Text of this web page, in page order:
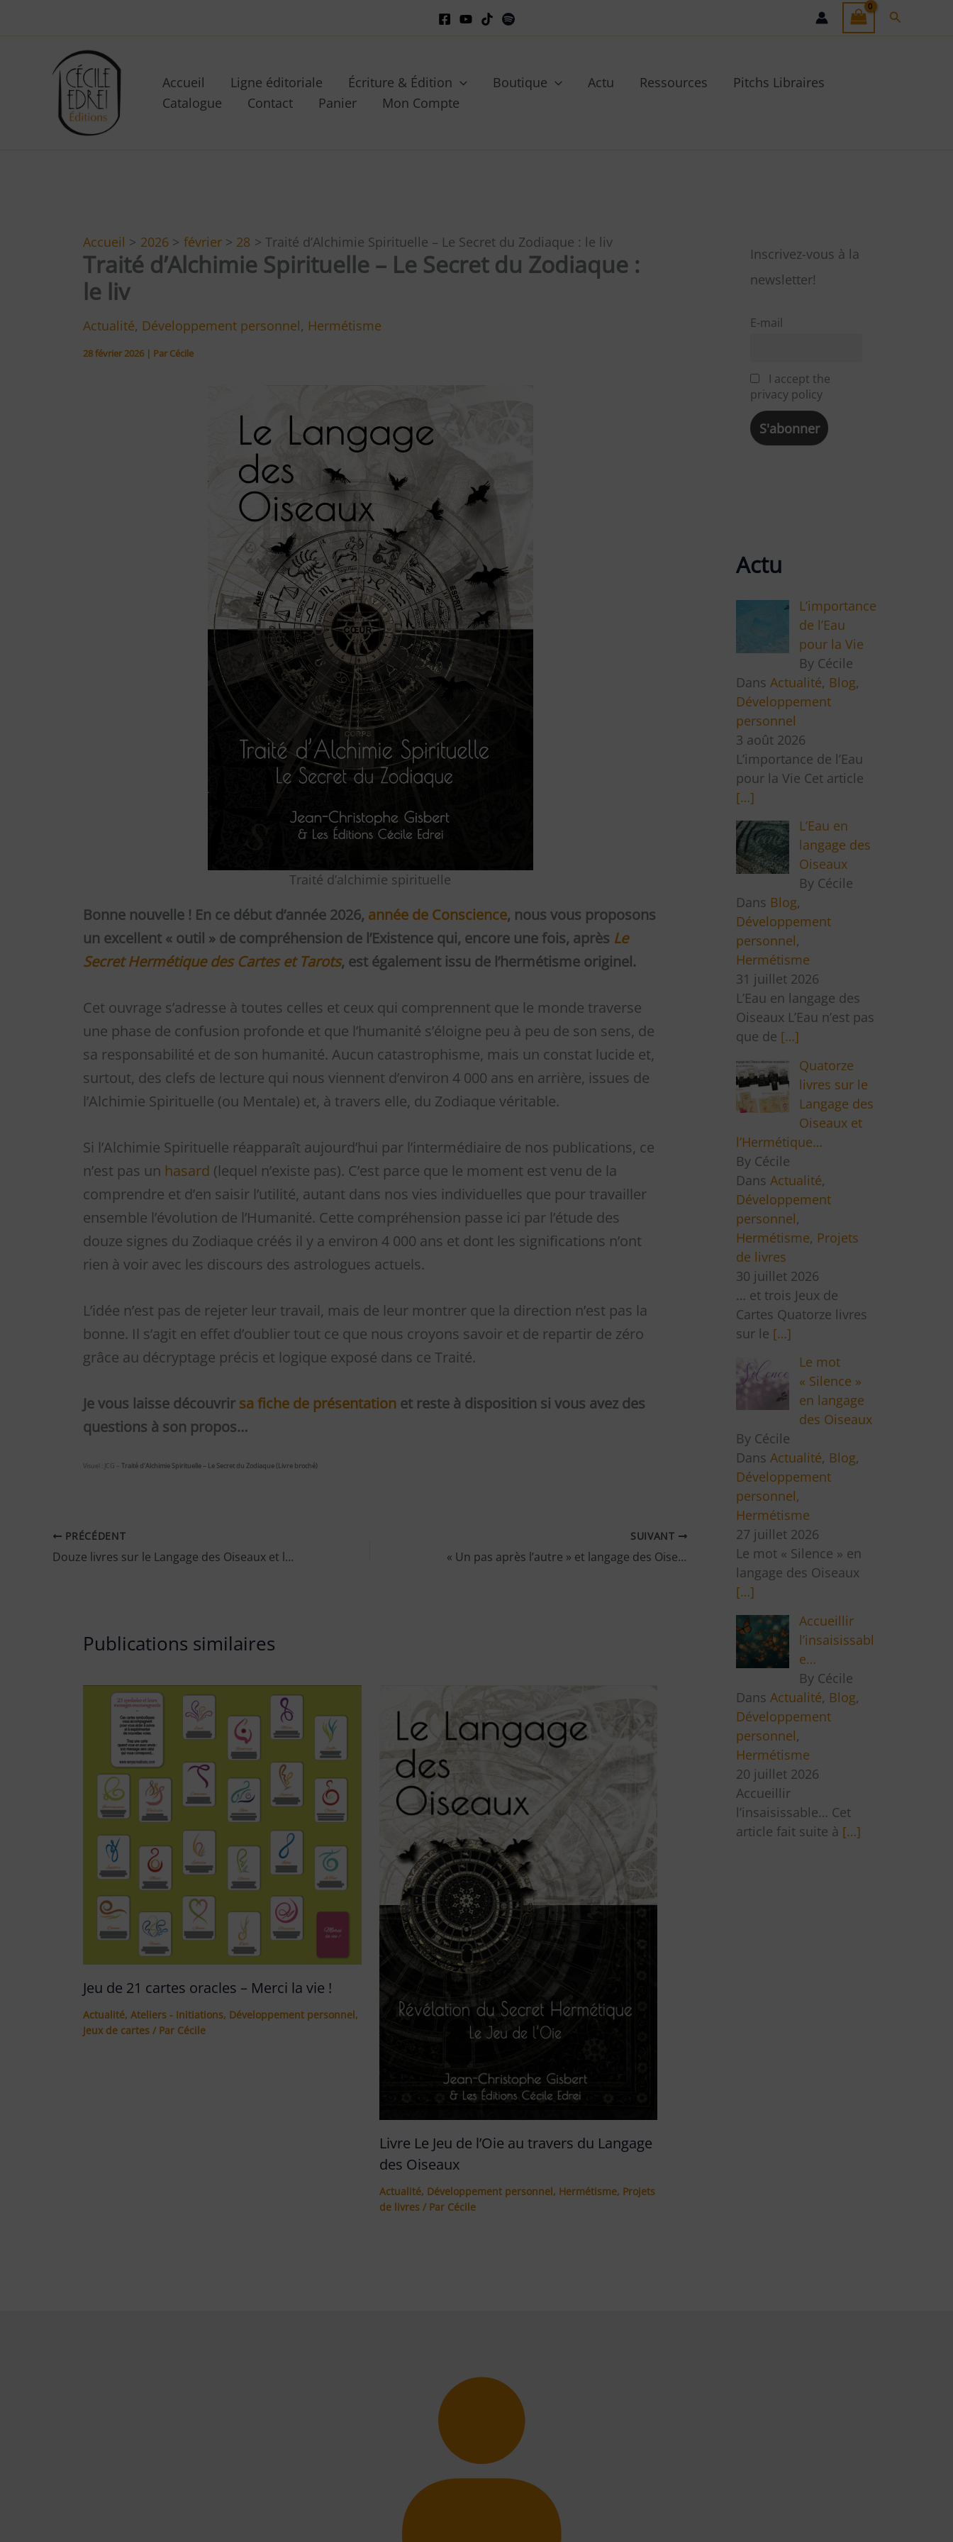
Accueil Ligne éditoriale Écriture & Édition Boutique Actu Ressources
Pitchs Libraires
Catalogue
Contact Panier Mon Compte
Accueil 2026 février 28 Traité d’Alchimie Spirituelle – Le Secret du Zodiaque : le liv
Traité d’Alchimie Spirituelle – Le Secret du Zodiaque :
le liv
Actualité, Développement personnel, Hermétisme
28 février 2026 | ParCécile
Traité d’alchimie spirituelle
Bonne nouvelle ! En ce début d’année 2026, année de Conscience, nous vous proposons
un excellent « outil » de compréhension de l’Existence qui, encore une fois, après Le
Secret Hermétique des Cartes et Tarots, est également issu de l’hermétisme originel.
Cet ouvrage s’adresse à toutes celles et ceux qui comprennent que le monde traverse
une phase de confusion profonde et que l’humanité s’éloigne peu à peu de son sens, de
sa responsabilité et de son humanité. Aucun catastrophisme, mais un constat lucide et,
surtout, des clefs de lecture qui nous viennent d’environ 4 000 ans en arrière, issues de
l’Alchimie Spirituelle (ou Mentale) et, à travers elle, du Zodiaque véritable.
Si l’Alchimie Spirituelle réapparaît aujourd’hui par l’intermédiaire de nos publications, ce
n’est pas un hasard (lequel n’existe pas). C’est parce que le moment est venu de la
comprendre et d’en saisir l’utilité, autant dans nos vies individuelles que pour travailler
ensemble l’évolution de l’Humanité. Cette compréhension passe ici par l’étude des
douze signes du Zodiaque créés il y a environ 4 000 ans et dont les significations n’ont
rien à voir avec les discours des astrologues actuels.
L’idée n’est pas de rejeter leur travail, mais de leur montrer que la direction n’est pas la
bonne. Il s’agit en effet d’oublier tout ce que nous croyons savoir et de repartir de zéro
grâce au décryptage précis et logique exposé dans ce Traité.
Je vous laisse découvrir sa fiche de présentation et reste à disposition si vous avez des
questions à son propos…
Visuel : JCG – Traité d’Alchimie Spirituelle – Le Secret du Zodiaque (Livre broché)
PRÉCÉDENT
Douze livres sur le Langage des Oiseaux et l’Hermétique…
SUIVANT
« Un pas après l’autre » et langage des Oiseaux
Publications similaires
Jeu de 21 cartes oracles – Merci la vie !
Actualité, Ateliers - Initiations, Développement personnel,
Jeux de cartes / Par Cécile
Livre Le Jeu de l’Oie au travers du Langage
des Oiseaux
Actualité, Développement personnel, Hermétisme, Projets
de livres/ Par Cécile
Inscrivez-vous à la
newsletter!
E-mail
I accept the
privacy policy
Actu
L’importance
de l’Eau
pour la Vie
By Cécile
Dans Actualité, Blog,
Développement
personnel
3 août 2026
L’importance de l’Eau
pour la Vie Cet article
[…]
L’Eau en
langage des
Oiseaux
By Cécile
Dans Blog,
Développement
personnel,
Hermétisme
31 juillet 2026
L’Eau en langage des
Oiseaux L’Eau n’est pas
que de […]
Quatorze
livres sur le
Langage des
Oiseaux et
l’Hermétique…
By Cécile
Dans Actualité,
Développement
personnel,
Hermétisme, Projets
de livres
30 juillet 2026
… et trois Jeux de
Cartes Quatorze livres
sur le […]
Le mot
« Silence »
en langage
des Oiseaux
By Cécile
Dans Actualité, Blog,
Développement
personnel,
Hermétisme
27 juillet 2026
Le mot « Silence » en
langage des Oiseaux
[…]
Accueillir
l’insaisissabl
e…
By Cécile
Dans Actualité, Blog,
Développement
personnel,
Hermétisme
20 juillet 2026
Accueillir
l’insaisissable… Cet
article fait suite à […]